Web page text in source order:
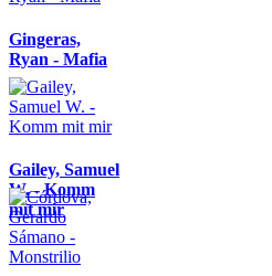
Gingeras,
Ryan - Mafia
Gailey, Samuel
W. - Komm
mit mir